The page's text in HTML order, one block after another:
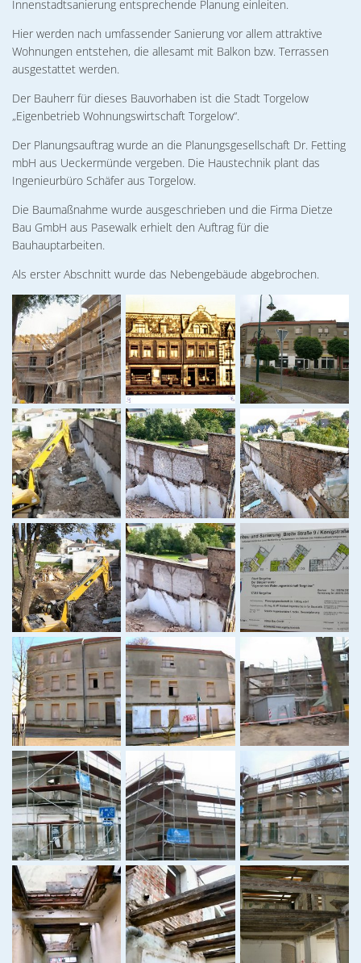
Wohnen
Torgelower Stadtfilm
09.12.2026 Weihnachtskonzert
Innenstadtsanierung entsprechende Planung einleiten.
Hier werden nach umfassender Sanierung vor allem attraktive
Wohnungen entstehen, die allesamt mit Balkon bzw. Terrassen
ausgestattet werden.
Der Bauherr für dieses Bauvorhaben ist die Stadt Torgelow
„Eigenbetrieb Wohnungswirtschaft Torgelow“.
Der Planungsauftrag wurde an die Planungsgesellschaft Dr. Fetting
mbH aus Ueckermünde vergeben. Die Haustechnik plant das
Ingenieurbüro Schäfer aus Torgelow.
Die Baumaßnahme wurde ausgeschrieben und die Firma Dietze
Bau GmbH aus Pasewalk erhielt den Auftrag für die
Bauhauptarbeiten.
Als erster Abschnitt wurde das Nebengebäude abgebrochen.